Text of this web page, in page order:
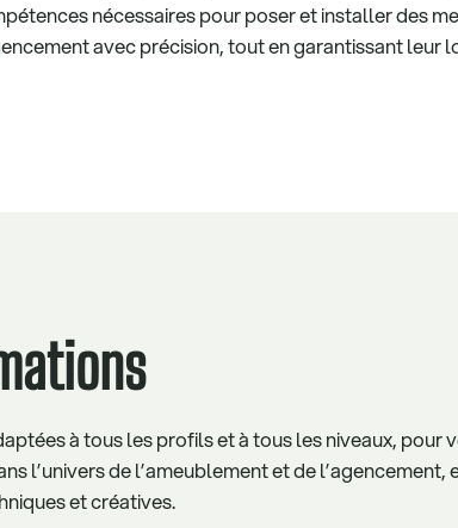
nécessaires pour poser et installer des
avec précision, tout en garantissant leur
à tous les profils et à tous les niveaux, pour
l’univers de l’ameublement et de l’agencement,
et créatives.